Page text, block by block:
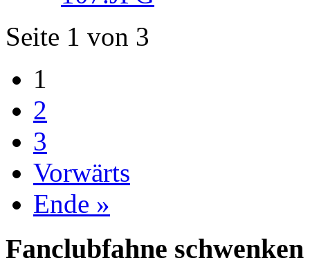
Seite 1 von 3
1
2
3
Vorwärts
Ende »
Fanclubfahne